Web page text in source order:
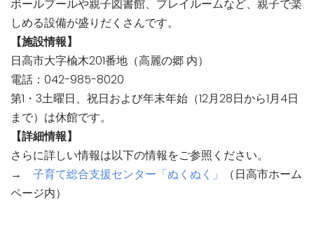
ボールプールや親子図書館、プレイルームなど、親子で楽
しめる設備が盛りだくさんです。
【施設情報】
日高市大字楡木201番地（高麗の郷 内）
電話：042-985-8020
第1・3土曜日、祝日および年末年始（12月28日から1月4日
まで）は休館です。
【詳細情報】
さらに詳しい情報は以下の情報をご参照ください。
→ 子育て総合支援センター「ぬくぬく」
（日高市ホーム
ページ内）